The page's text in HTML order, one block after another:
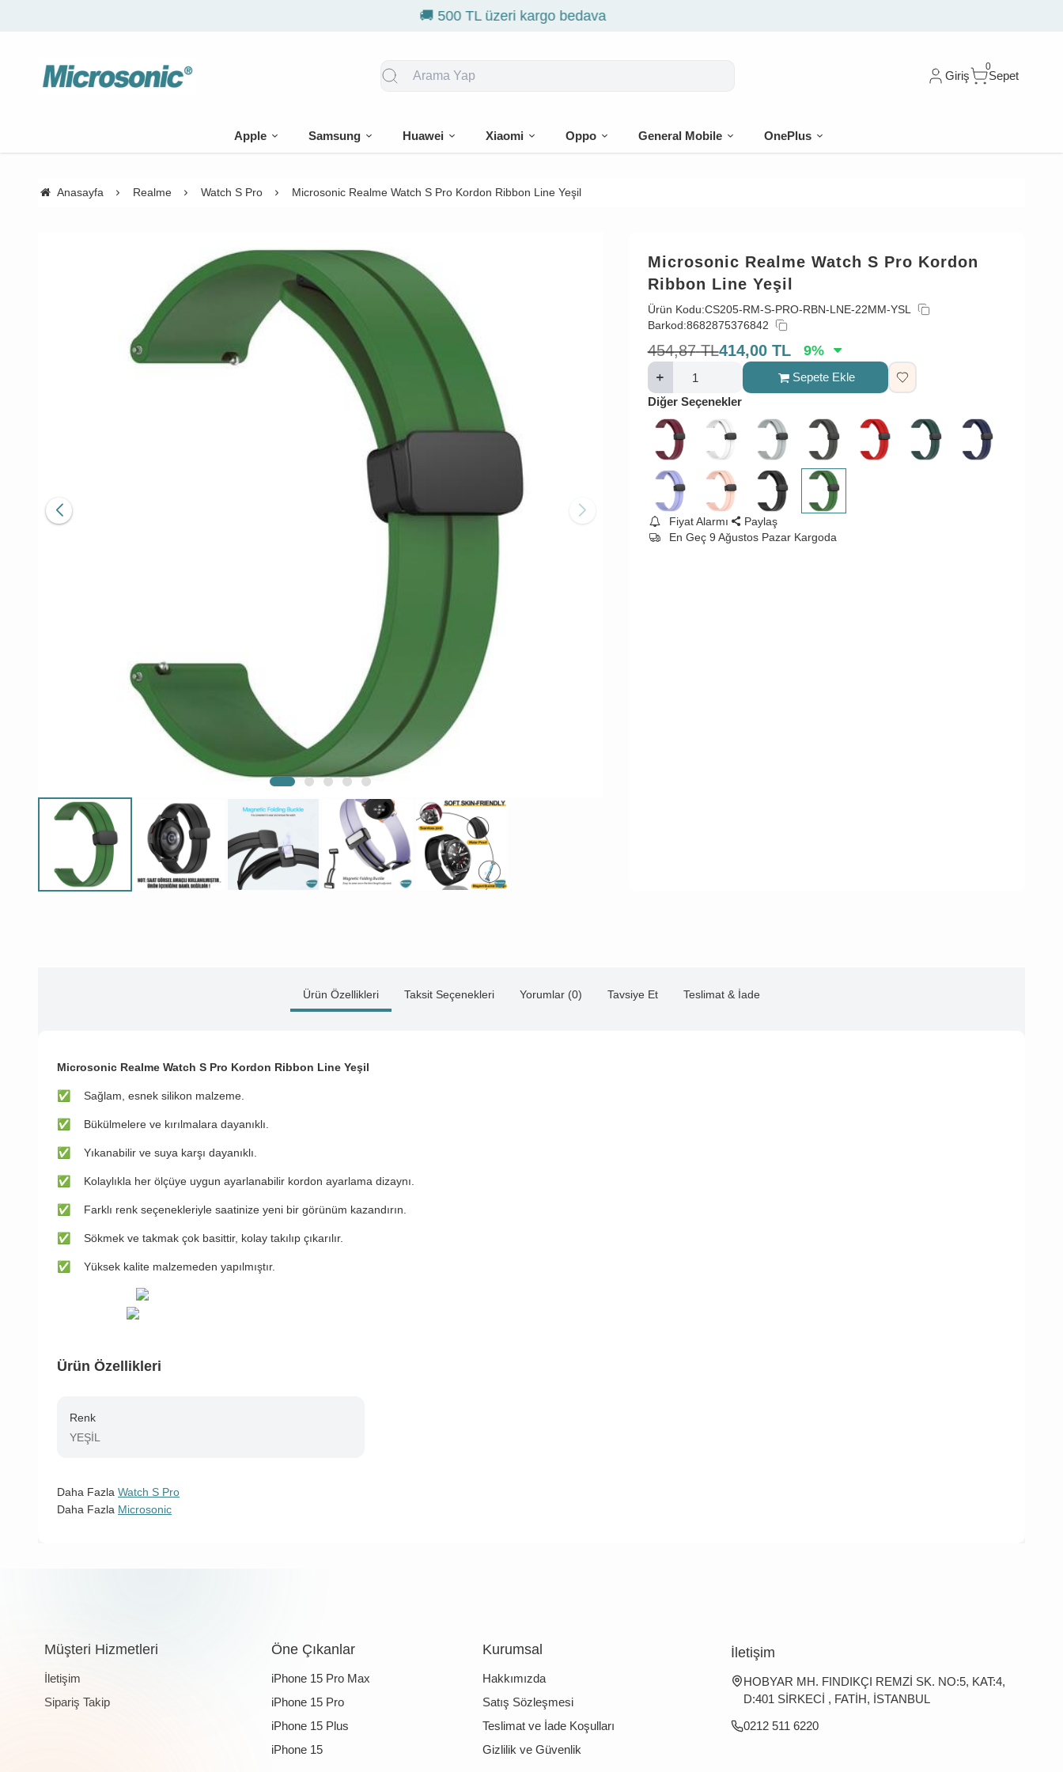
Giriş
0
Sepet
Apple Samsung Huawei Xiaomi Oppo General Mobile OnePlus
Anasayfa Realme Watch S Pro Microsonic Realme Watch S Pro Kordon Ribbon Line Yeşil
Microsonic Realme Watch S Pro Kordon
Ribbon Line Yeşil
Ürün Kodu:CS205-RM-S-PRO-RBN-LNE-22MM-YSL
Barkod:8682875376842
454,87 TL414,00 TL 9%
Sepete Ekle
Diğer Seçenekler
Fiyat Alarmı
Paylaş
En Geç 9 Ağustos Pazar Kargoda
Ürün Özellikleri Taksit Seçenekleri Yorumlar (0) Tavsiye Et Teslimat & İade
Microsonic Realme Watch S Pro Kordon Ribbon Line Yeşil
✅ Sağlam, esnek silikon malzeme.
✅ Bükülmelere ve kırılmalara dayanıklı.
✅ Yıkanabilir ve suya karşı dayanıklı.
✅ Kolaylıkla her ölçüye uygun ayarlanabilir kordon ayarlama dizaynı.
✅ Farklı renk seçenekleriyle saatinize yeni bir görünüm kazandırın.
✅ Sökmek ve takmak çok basittir, kolay takılıp çıkarılır.
✅ Yüksek kalite malzemeden yapılmıştır.
Ürün Özellikleri
Renk
YEŞİL
Daha Fazla Watch S Pro
Daha Fazla Microsonic
Müşteri Hizmetleri
İletişim
Sipariş Takip
Öne Çıkanlar
iPhone 15 Pro Max
iPhone 15 Pro
iPhone 15 Plus
iPhone 15
Kurumsal
Hakkımızda
Satış Sözleşmesi
Teslimat ve İade Koşulları
Gizlilik ve Güvenlik
İletişim
HOBYAR MH. FINDIKÇI REMZİ SK. NO:5, KAT:4,
D:401 SİRKECİ , FATİH, İSTANBUL
0212 511 6220